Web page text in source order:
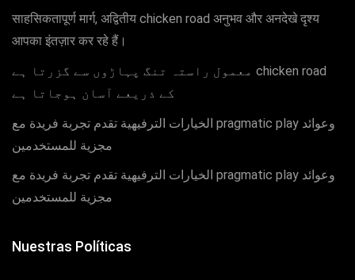
साहसिकतापूर्ण मार्ग, अद्वितीय chicken road अनुभव और अनदेखे दृश्य
आपका इंतज़ार कर रहे हैं।
معمول راستہ تنگ پہاڑوں سے گزرتا ہے chicken road
کے ذریعے آسان ہوجاتا ہے
الخيارات الترفيهية تقدم تجربة فريدة مع pragmatic play وعوائد
مجزية للمستخدمين
الخيارات الترفيهية تقدم تجربة فريدة مع pragmatic play وعوائد
مجزية للمستخدمين
Nuestras Políticas